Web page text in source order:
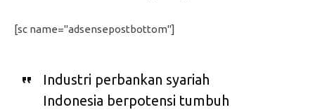
[sc name="adsensepostbottom"]
Industri perbankan syariah
Indonesia berpotensi tumbuh